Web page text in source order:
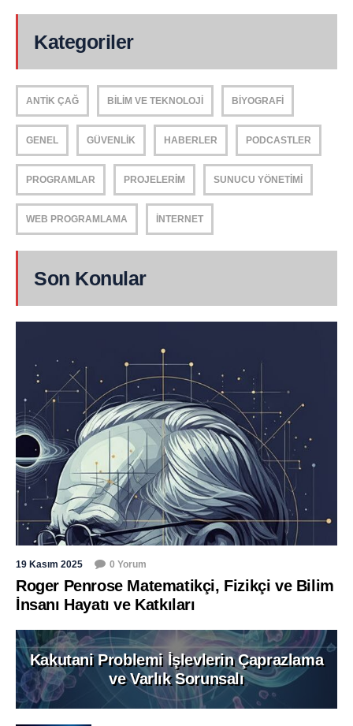
Kategoriler
ANTIK ÇAĞ BILIM VE TEKNOLOJI BIYOGRAFI
GENEL GÜVENLIK HABERLER PODCASTLER
PROGRAMLAR PROJELERIM SUNUCU YÖNETIMI
WEB PROGRAMLAMA İNTERNET
Son Konular
19 Kasım 2025 0 Yorum
Roger Penrose Matematikçi, Fizikçi ve Bilim
İnsanı Hayatı ve Katkıları
Kakutani Problemi İşlevlerin Çaprazlama
ve Varlık Sorunsalı